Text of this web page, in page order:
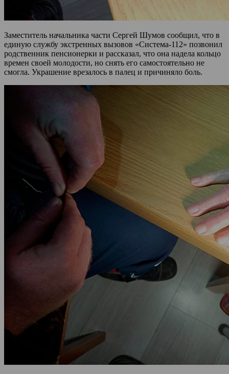
Заместитель начальника части Сергей Шумов сообщил, что в
единую службу экстренных вызовов «Система-112» позвонил
родственник пенсионерки и рассказал, что она надела кольцо
времен своей молодости, но снять его самостоятельно не
смогла. Украшение врезалось в палец и причиняло боль.